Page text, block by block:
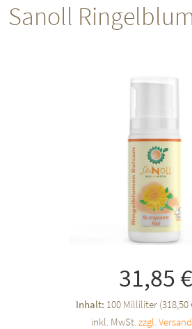
Sanoll
31,85 €
Inhalt: 100 Milliliter (318,50
inkl. MwSt.zzgl.